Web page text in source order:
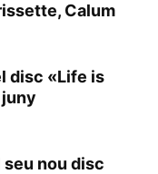
Calum
disc «Life is
juny
seu nou disc